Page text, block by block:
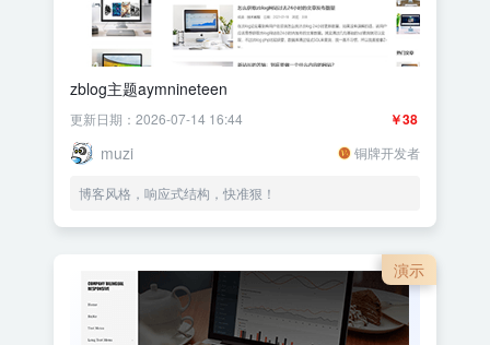
zblog主题aymnineteen
￥38
更新日期：2026-07-14 16:44
muzi 铜牌开发者
博客风格，响应式结构，快准狠！
演示